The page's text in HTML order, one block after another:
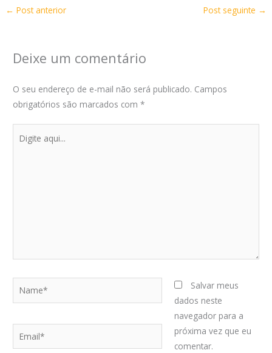
← Post anterior Post seguinte →
Deixe um comentário
O seu endereço de e-mail não será publicado. Campos
obrigatórios são marcados com*
aqui...
Name*
Salvar meus
dados neste
navegador para a
próxima vez que eu
comentar.